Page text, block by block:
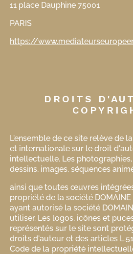
11 place Dauphine 75001
PARIS
https://
DROITS
L'ensemble de ce site relève de
et internationale sur le droit
intellectuelle. Les
dessins, images, séquences
ainsi que toutes œuvres
propriété de la société
ayant autorisé la société
utiliser. Les logos, icônes et
représentés sur le site sont
droits d'auteur et des articles
Code de la propriété